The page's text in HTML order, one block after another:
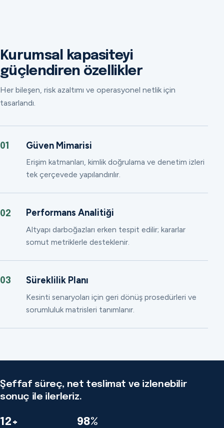
Kurumsal kapasiteyi
güçlendiren özellikler
Her bileşen, risk azaltımı ve operasyonel netlik için
tasarlandı.
01 Güven Mimarisi
Erişim katmanları, kimlik doğrulama ve denetim izleri
tek çerçevede yapılandırılır.
02 Performans Analitiği
Altyapı darboğazları erken tespit edilir; kararlar
somut metriklerle desteklenir.
03 Süreklilik Planı
Kesinti senaryoları için geri dönüş prosedürleri ve
sorumluluk matrisleri tanımlanır.
Şeffaf süreç, net teslimat ve izlenebilir
sonuç ile ilerleriz.
12+ 98%